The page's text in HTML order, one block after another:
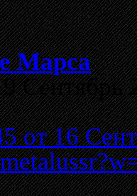
Марса
Сентябрь
от 16